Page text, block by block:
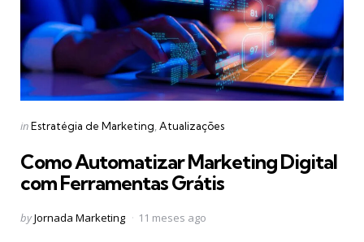
Categories
Posted
inEstratégia de Marketing Atualizações
Como Automatizar Marketing Digital
com Ferramentas Grátis
Posted
byJornada Marketing 11 meses ago